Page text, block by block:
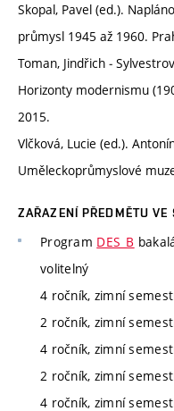
Skopal, Pavel (ed.).
průmysl 1945 až 1960.
Toman, Jindřich ‒
Horizonty modernismu
2015.
Vlčková, Lucie (ed.).
Uměleckoprůmyslové
ZAŘAZENÍ PŘEDMĚTU
Program DES_B
volitelný
4 ročník, zimní
2 ročník, zimní
4 ročník, zimní
2 ročník, zimní
4 ročník, zimní